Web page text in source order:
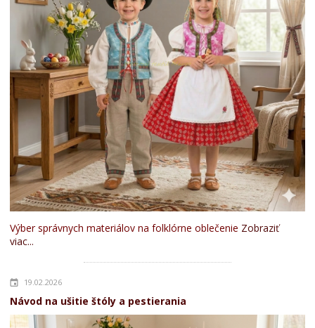
Výber správnych materiálov na folklórne oblečenie Zobraziť
viac...
19.02.2026
Návod na ušitie štóly a pestierania